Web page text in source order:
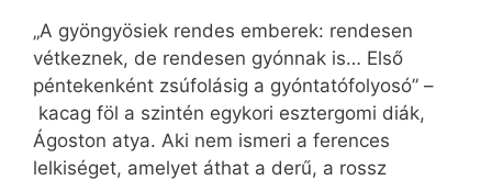
„A gyöngyösiek rendes emberek: rendesen
vétkeznek, de rendesen gyónnak is… Első
péntekenként zsúfolásig a gyóntatófolyosó” –
kacag föl a szintén egykori esztergomi diák,
Ágoston atya. Aki nem ismeri a ferences
lelkiséget, amelyet áthat a derű, a rossz